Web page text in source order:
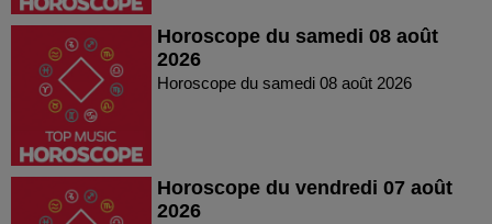
Horoscope du samedi 08 août
2026
Horoscope du samedi 08 août 2026
Horoscope du vendredi 07 août
2026